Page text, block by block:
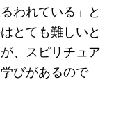
われている」と
とても難しいと
、スピリチュア
びがあるので